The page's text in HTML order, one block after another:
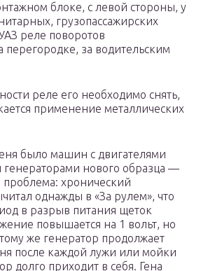
блоке, с левой стороны, у
грузопассажирских
реле поворотов
перегородке, за водительским
реле его необходимо снять,
применение металлических
было машин с двигателями
нового образца —
проблема: хронический
однажды в «За рулем», что
в разрыв питания щеток
повышается на 1 вольт, но
же генератор продолжает
после каждой лужи или мойки
долго приходит в себя. Гена